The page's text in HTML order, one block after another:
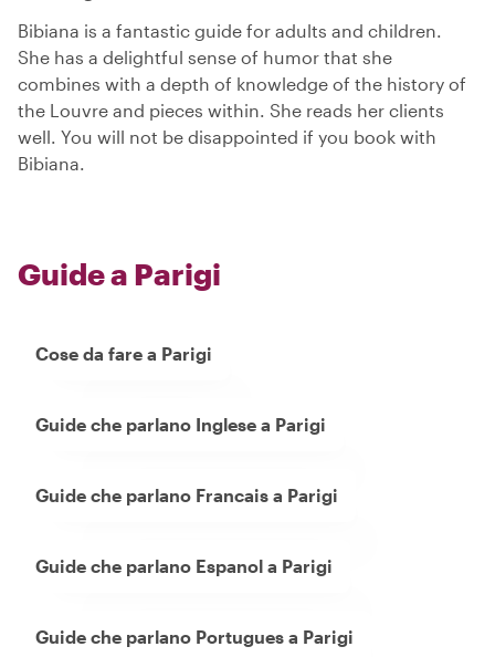
Bibiana is a fantastic guide for adults and children.
She has a delightful sense of humor that she
combines with a depth of knowledge of the history of
the Louvre and pieces within. She reads her clients
well. You will not be disappointed if you book with
Bibiana.
Guide a Parigi
Cose da fare a Parigi
Guide che parlano Inglese a Parigi
Guide che parlano Francais a Parigi
Guide che parlano Espanol a Parigi
Guide che parlano Portugues a Parigi